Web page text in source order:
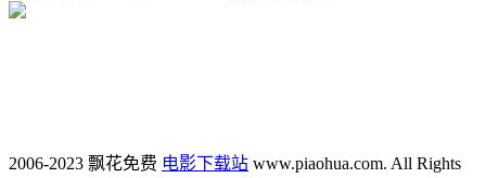
2006-2023 飘花免费 电影下载站 www.piaohua.com. All Rights